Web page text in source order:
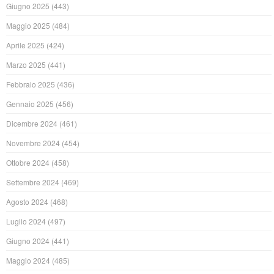
Giugno 2025 (443)
Maggio 2025 (484)
Aprile 2025 (424)
Marzo 2025 (441)
Febbraio 2025 (436)
Gennaio 2025 (456)
Dicembre 2024 (461)
Novembre 2024 (454)
Ottobre 2024 (458)
Settembre 2024 (469)
Agosto 2024 (468)
Luglio 2024 (497)
Giugno 2024 (441)
Maggio 2024 (485)